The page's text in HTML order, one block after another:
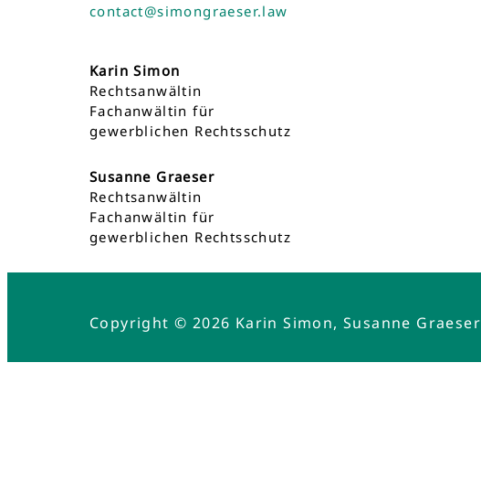
contact@simongraeser.law
Karin Simon
Rechtsanwältin
Fachanwältin für
gewerblichen Rechtsschutz
Susanne Graeser
Rechtsanwältin
Fachanwältin für
gewerblichen Rechtsschutz
Copyright © 2026 Karin Simon, Susanne Graeser